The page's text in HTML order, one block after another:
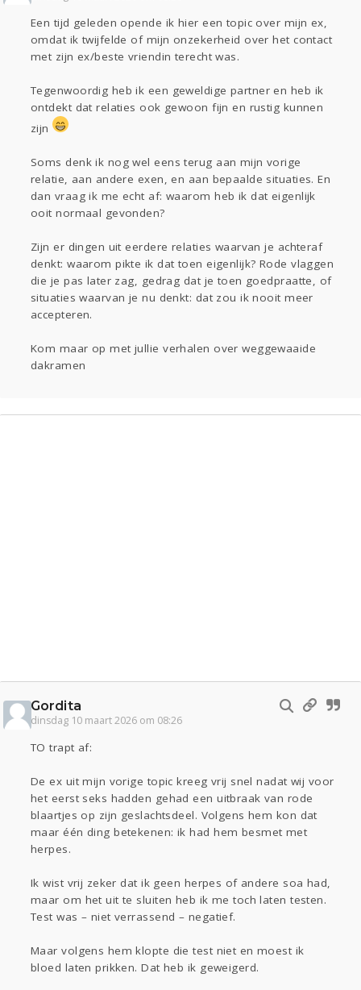
Gevraagd
Horen Doen
Zien
Een tijd geleden opende ik hier een topic over mijn ex,
omdat ik twijfelde of mijn onzekerheid over het contact
met zijn ex/beste vriendin terecht was.
Tegenwoordig heb ik een geweldige partner en heb ik
ontdekt dat relaties ook gewoon fijn en rustig kunnen
zijn
Soms denk ik nog wel eens terug aan mijn vorige
relatie, aan andere exen, en aan bepaalde situaties. En
dan vraag ik me echt af: waarom heb ik dat eigenlijk
ooit normaal gevonden?
Zijn er dingen uit eerdere relaties waarvan je achteraf
denkt: waarom pikte ik dat toen eigenlijk? Rode vlaggen
die je pas later zag, gedrag dat je toen goedpraatte, of
situaties waarvan je nu denkt: dat zou ik nooit meer
accepteren.
Kom maar op met jullie verhalen over weggewaaide
dakramen
Gordita
dinsdag 10 maart 2026 om 08:26
TO trapt af:
De ex uit mijn vorige topic kreeg vrij snel nadat wij voor
het eerst seks hadden gehad een uitbraak van rode
blaartjes op zijn geslachtsdeel. Volgens hem kon dat
maar één ding betekenen: ik had hem besmet met
herpes.
Ik wist vrij zeker dat ik geen herpes of andere soa had,
maar om het uit te sluiten heb ik me toch laten testen.
Test was – niet verrassend – negatief.
Maar volgens hem klopte die test niet en moest ik
bloed laten prikken. Dat heb ik geweigerd.